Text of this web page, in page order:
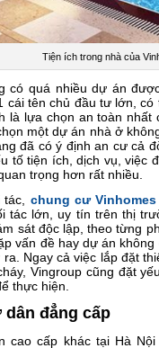
Tiện ích trong nhà của
có quá nhiều dự án
cái tên chủ đầu tư lớn, có
là lựa chọn an toàn nhất
một dự án nhà ở
đã có ý định an cư cả
tố tiện ích, dịch vụ, việc
trọng hơn rất nhiều.
chung cư
tác lớn, uy tín trên thị
sát độc lập, theo từng
vấn đề hay dự án
Ngay cả việc lắp đặt
Vingroup cũng đặt
thực hiện.
đẳng cấp
cao cấp khác tại Hà